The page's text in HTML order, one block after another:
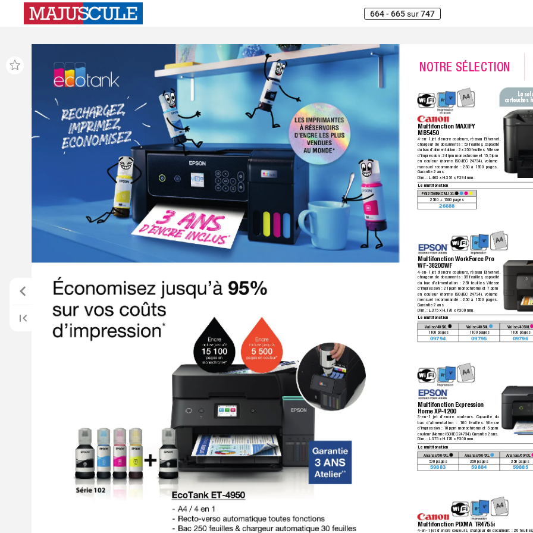
664 - 665sur747
Valise/405XL Valise/405XL Valise/405XL
1100 pages 1100 pages 1100 pages
09794 09795 09796
Multifonction WorkForce Pro
WF-3820DWF
4-en-1 jet d’encre couleurs, réseau Ethernet,
chargeur de documents : 35 feuilles, capacité
du bac d’alimentation : 250 feuilles. Vitesse
d’impression : 21 ppm monochrome et 7 ppm
en couleur (norme ISO/IEC 24734), volume
mensuel recommandé : 250 à 1500 pages.
Garantie 2 ans.
Dim. : L.375 x H.170 x P.300 mm.
Le multifonction
Ananas/604XL Ananas/604XL Ananas/604XL
500 pages
350 pages 350 pages
59883 59884 59885
Multifonction Expression
Home XP-4200
3-en-1 jet d’encre couleurs. Capacité du
bac d’alimentation : 100 feuilles. Vitesse
d’impression : 10 ppm monochrome et 5 ppm
couleur (Norme ISO/IEC 24734). Garantie 2 ans.
Dim. : L.375 x H.170 x P.300 mm.
Le multifonction
Multifonction PIXMA TR4755i
4-en-1 jet d’encre couleurs, chargeur de document : 20 feuilles,
PGI2500BKCMJ XL
2500 + 1500 pages
26688
Multifonction MAXIFY
MB5450
4-en-1 jet d’encre couleurs, réseau Ethernet,
chargeur de documents : 50 feuilles, capacité
du bac d’alimentation : 2 x 250 feuilles.
  Vitesse
d’impression : 24 ipm monochrome et 15,5 ipm
en couleur (norme ISO/IEC 24734), volume
mensuel recommandé : 250 à 1500 pages.
Garantie 2 ans.
Dim. : L.463 x H.351 x P.394 mm.
Le multifonction
La
cartouches
NOTRE SÉLECTION